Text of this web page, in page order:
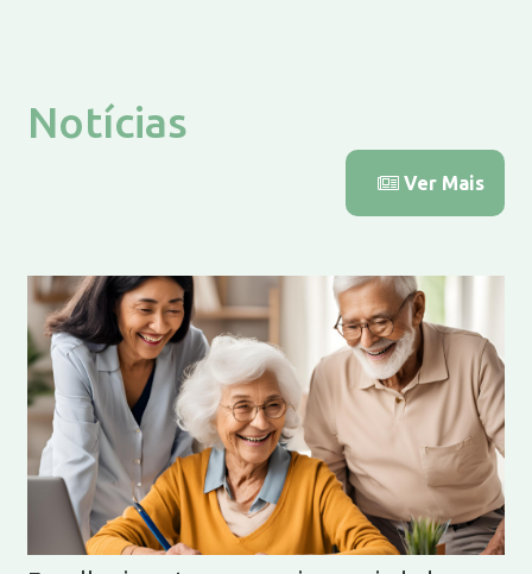
Notícias
Ver Mais